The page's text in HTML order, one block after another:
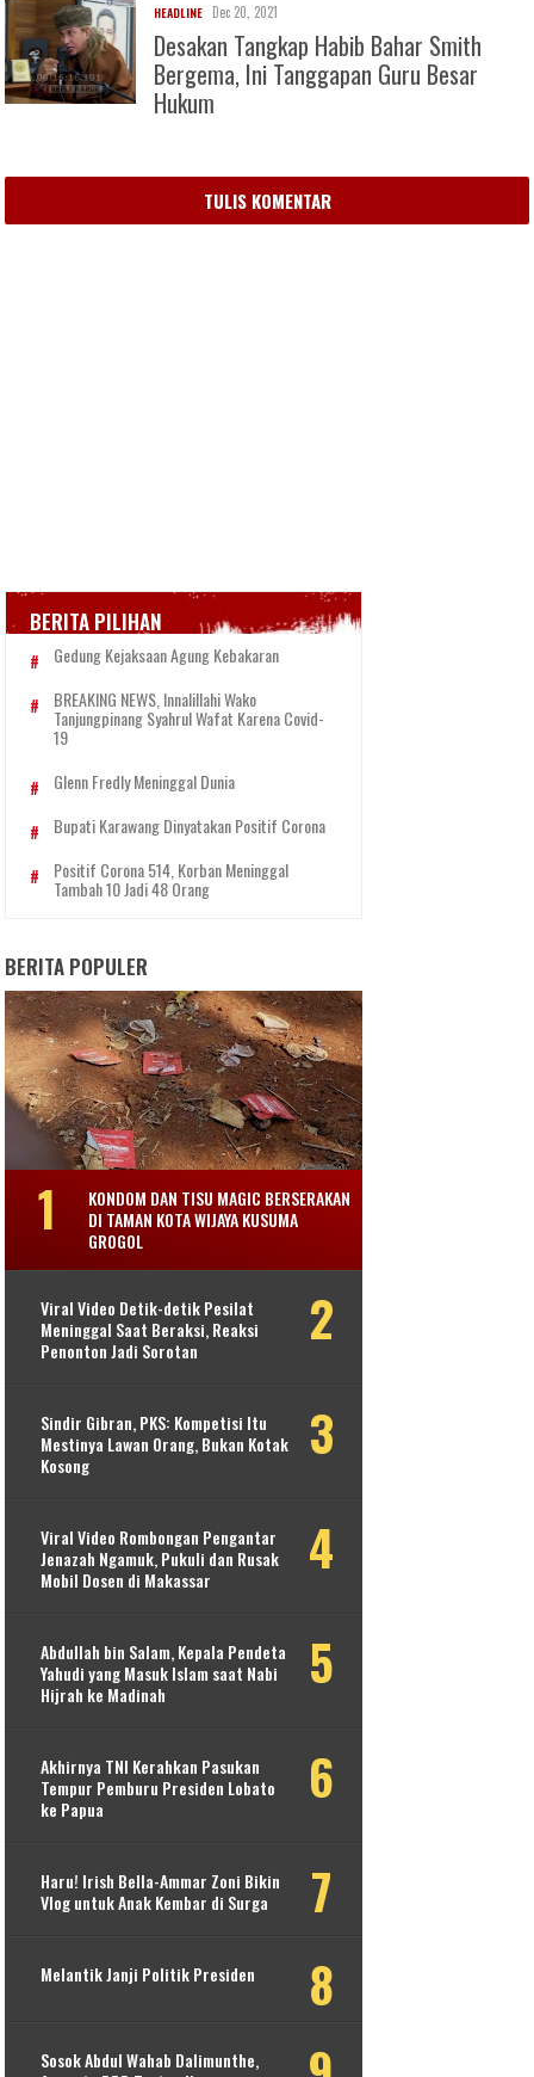
HEADLINE Dec 20, 2021
Desakan Tangkap Habib Bahar Smith
Bergema, Ini Tanggapan Guru Besar
Hukum
TULIS KOMENTAR
BERITA PILIHAN
Gedung Kejaksaan Agung Kebakaran
BREAKING NEWS, Innalillahi Wako
Tanjungpinang Syahrul Wafat Karena Covid-
19
Glenn Fredly Meninggal Dunia
Bupati Karawang Dinyatakan Positif Corona
Positif Corona 514, Korban Meninggal
Tambah 10 Jadi 48 Orang
BERITA POPULER
KONDOM DAN TISU MAGIC BERSERAKAN
DI TAMAN KOTA WIJAYA KUSUMA
GROGOL
Viral Video Detik-detik Pesilat
Meninggal Saat Beraksi, Reaksi
Penonton Jadi Sorotan
Sindir Gibran, PKS: Kompetisi Itu
Mestinya Lawan Orang, Bukan Kotak
Kosong
Viral Video Rombongan Pengantar
Jenazah Ngamuk, Pukuli dan Rusak
Mobil Dosen di Makassar
Abdullah bin Salam, Kepala Pendeta
Yahudi yang Masuk Islam saat Nabi
Hijrah ke Madinah
Akhirnya TNI Kerahkan Pasukan
Tempur Pemburu Presiden Lobato
ke Papua
Haru! Irish Bella-Ammar Zoni Bikin
Vlog untuk Anak Kembar di Surga
Melantik Janji Politik Presiden
Sosok Abdul Wahab Dalimunthe,